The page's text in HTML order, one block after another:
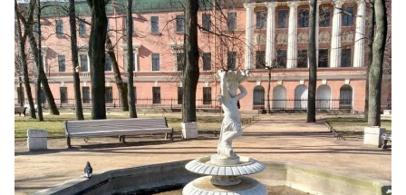
Выставки
Пресс-
релизы
О
Metro
Стримы
Спецпроекты
Звезды